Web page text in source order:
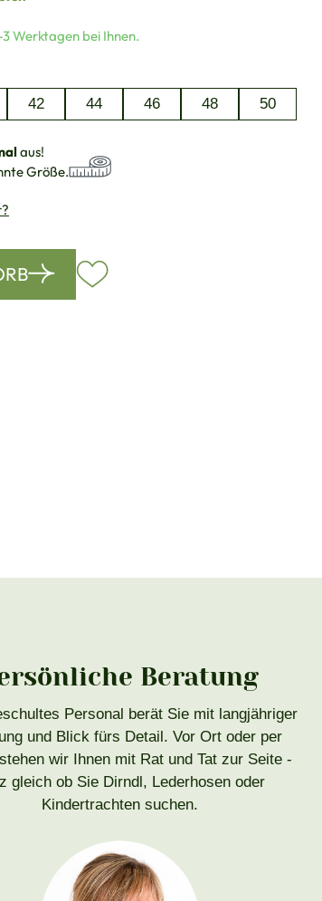
Werktagen bei Ihnen.
42 44 46 48 50
aus!
Größe.
Beratung
Personal berät Sie mit langjähriger
und Blick fürs Detail. Vor Ort oder per
wir Ihnen mit Rat und Tat zur Seite -
gleich ob Sie Dirndl, Lederhosen oder
Kindertrachten suchen.